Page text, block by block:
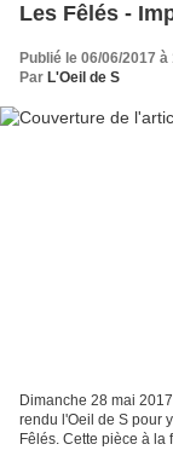
Les Fêlés -
Publié le 06/06/2017 à
Par L'Oeil de S
Dimanche 28 mai
rendu l'Oeil de S pour
Fêlés. Cette pièce à